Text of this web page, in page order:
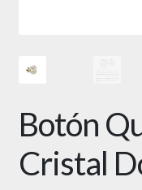
Botón
Cristal